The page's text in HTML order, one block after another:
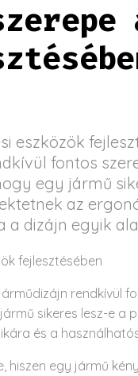
eszközök
fontos
egy jármű
az
dizájn egyik
fejlesztésében
rendkívül
sikeres lesz-e a
és a
egy jármű